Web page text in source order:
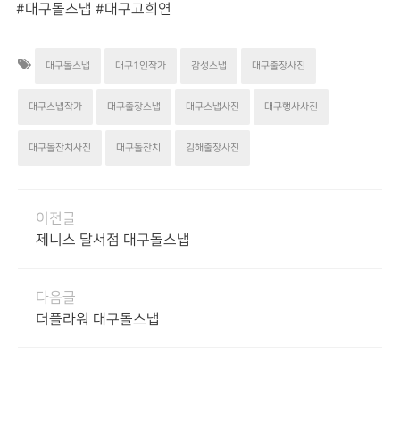
#대구돌스냅 #대구고희연
대구돌스냅 대구1인작가 감성스냅 대구출장사진
대구스냅작가 대구출장스냅 대구스냅사진 대구행사사진
대구돌잔치사진 대구돌잔치 김해출장사진
이전글
제니스 달서점 대구돌스냅
다음글
더플라워 대구돌스냅